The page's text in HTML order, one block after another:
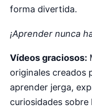
forma divertida.
¡Aprender nunca
Vídeos graciosos:
originales creados
aprender jerga,
curiosidades sobre